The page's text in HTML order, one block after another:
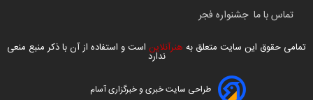
تماس با ما جشنواره فجر
تمامی حقوق این سایت متعلق به هنرآنلاین است و استفاده از آن با ذکر منبع منعی
ندارد
طراحی سایت خبری و خبرگزاری آسام